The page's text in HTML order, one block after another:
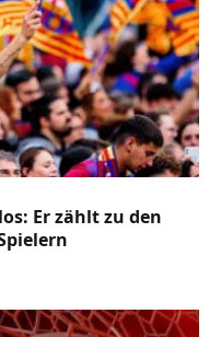
Er zählt zu den